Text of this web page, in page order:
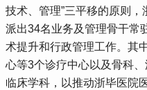
技术、管理”三平移的原则
派出34名业务及管理骨干常
术提升和行政管理工作。其
心等3个诊疗中心以及骨科
临床学科，以推动浙毕医院